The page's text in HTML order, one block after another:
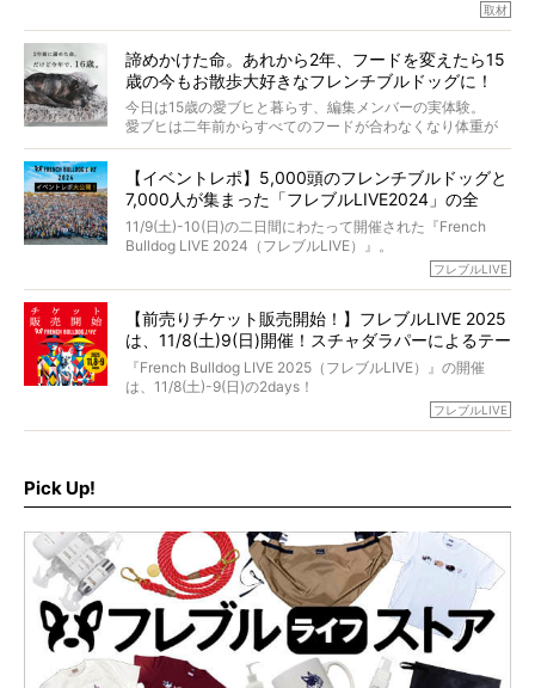
「愛犬が旅立ったあと、ベッドやおもちゃはどうすればい
くれる？」
さらには、霊感がない人でも愛犬が成仏したことを知る方
法まで。
お笑い芸人だからこそ暗くなりすぎない、むしろ心がスッ
と軽くなる。
永久保存版のスペシャル対談です！
た。
僧侶としての名は「靖賢（せいけん）」。
当時54歳という年齢にして、なぜ動物専門僧侶という道を
選んだのか。
また、愛犬の旅立ちとどのように向き合うべきなのか。
た。
取材
諦めかけた命。あれから2年、フードを変えたら15
歳の今もお散歩大好きなフレンチブルドッグに！
今日は15歳の愛ブヒと暮らす、編集メンバーの実体験。
愛ブヒは二年前からすべてのフードが合わなくなり体重が
激減。検査をしても異常はなく「年齢のせいですね…」と言
もう諦めるしかないのかな…そんなとき、我が家に届いたの
が「THE fu-do(ザ・フード)」の試食品でした。
そして「THE fu-do(ザ・フード)」を食べつづけて二年、愛
ブヒは15歳になり、今も元気にお散歩をしています。
今回は、二年前の絶望から今までを包み隠さず、時系列で
【イベントレポ】5,000頭のフレンチブルドッグと
7,000人が集まった「フレブルLIVE2024」の全
貌！
11/9(土)-10(日)の二日間にわたって開催された『French
Bulldog LIVE 2024（フレブルLIVE）』。
今年はのべ5,000頭のフレンチブルドッグと7,000人のフレ
day1の司会はフレブルラバーのロッチさん。day2の音楽フ
ェスには世代ど真ん中のPUFFYが出演するなど、例年以上
に豪華なラインナップ。
北は北海道、南は鹿児島県から。全国のフレンチブルドッ
グが一堂に会した「フレブルLIVE2024」の模様を、詳しく
フレブルLIVE
【前売りチケット販売開始！】フレブルLIVE 2025
は、11/8(土)9(日)開催！スチャダラパーによるテー
マソング制作も決定
『French Bulldog LIVE 2025（フレブルLIVE）』の開催
は、11/8(土)-9(日)の2days！
お得な前売りチケット、いよいよ販売スタートです！
ど、内容盛りだくさんでお送りしていますので、最後まで
お見逃しなく！
フレブルLIVE
Pick Up!